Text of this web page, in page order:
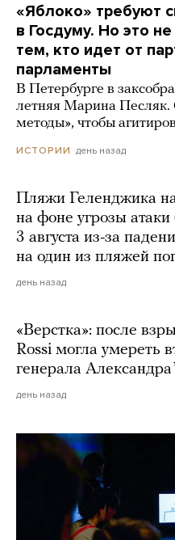
«Яблоко» требуют
в Госдуму. Но это
тем, кто идет от
парламенты
В Петербурге в
летняя Марина
методы», чтобы
ИСТОРИИ день назад
Пляжи Геленджика
на фоне угрозы атаки
3 августа из-за
на один из пляжей
день назад
«Верстка»: после
Rossi могла умереть
генерала
день назад